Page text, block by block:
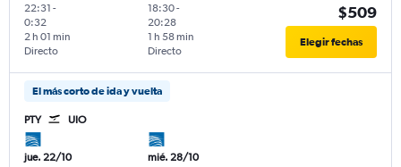
22:31 -
0:32
Directo
2 h 01 min
18:30-
20:28
Directo
1 h 58 min
$509
Elegir fechas
El más corto de ida y vuelta
PTY UIO
jue. 22/10
mié. 28/10